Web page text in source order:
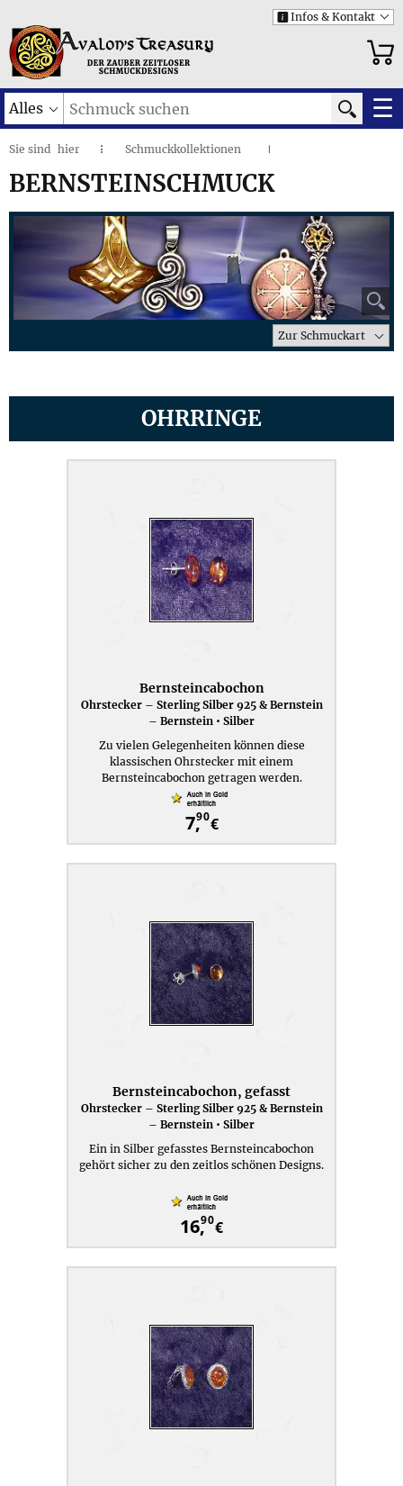
i Infos & Kontakt
Alles ☰
Sie sind hier ◌ Schmuckkollektionen I
BERNSTEINSCHMUCK
⚲
Zur Schmuckart
OHRRINGE
Bernsteincabochon
Ohrstecker – Sterling Silber 925 & Bernstein
– Bernstein • Silber
Zu vielen Gelegenheiten können diese
klassischen Ohrstecker mit einem
Bernsteincabochon getragen werden.
7,90€
Bernsteincabochon, gefasst
Ohrstecker – Sterling Silber 925 & Bernstein
– Bernstein • Silber
Ein in Silber gefasstes Bernsteincabochon
gehört sicher zu den zeitlos schönen Designs.
16,90€